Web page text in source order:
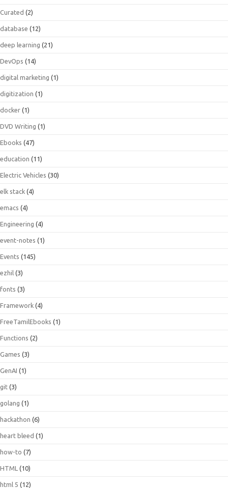
Curated (2)
database (12)
deep learning (21)
DevOps (14)
digital marketing (1)
digitization (1)
docker (1)
DVD Writing (1)
Ebooks (47)
education (11)
Electric Vehicles (30)
elk stack (4)
emacs (4)
Engineering (4)
event-notes (1)
Events (145)
ezhil (3)
fonts (3)
Framework (4)
FreeTamilEbooks (1)
Functions (2)
Games (3)
GenAI (1)
git (3)
golang (1)
hackathon (6)
heart bleed (1)
how-to (7)
HTML (10)
html 5 (12)